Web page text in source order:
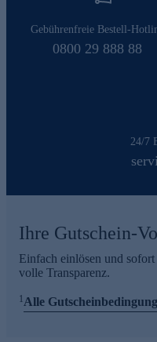
Gebührenfreie Bestell-
0800 29 888 88
24/7
Ihre Gutschein-
Einfach einlösen und
volle Transparenz.
1Alle